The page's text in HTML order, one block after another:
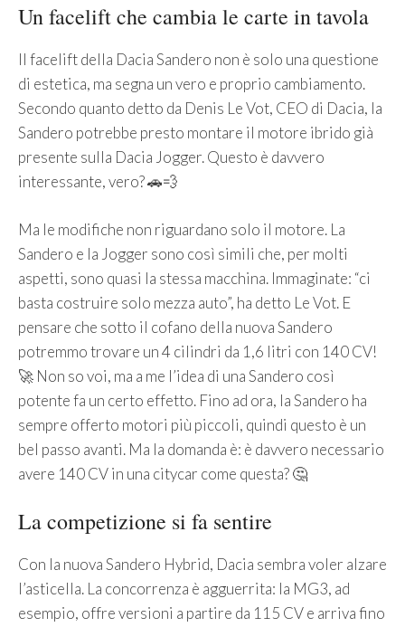
Un facelift che cambia le carte in tavola
Il facelift della Dacia Sandero non è solo una questione
di estetica, ma segna un vero e proprio cambiamento.
Secondo quanto detto da Denis Le Vot, CEO di Dacia, la
Sandero potrebbe presto montare il motore ibrido già
presente sulla Dacia Jogger. Questo è davvero
interessante, vero? 🚗💨
Ma le modifiche non riguardano solo il motore. La
Sandero e la Jogger sono così simili che, per molti
aspetti, sono quasi la stessa macchina. Immaginate: “ci
basta costruire solo mezza auto”, ha detto Le Vot. E
pensare che sotto il cofano della nuova Sandero
potremmo trovare un 4 cilindri da 1,6 litri con 140 CV!
🚀 Non so voi, ma a me l’idea di una Sandero così
potente fa un certo effetto. Fino ad ora, la Sandero ha
sempre offerto motori più piccoli, quindi questo è un
bel passo avanti. Ma la domanda è: è davvero necessario
avere 140 CV in una citycar come questa? 🤔
La competizione si fa sentire
Con la nuova Sandero Hybrid, Dacia sembra voler alzare
l’asticella. La concorrenza è agguerrita: la MG3, ad
esempio, offre versioni a partire da 115 CV e arriva fino